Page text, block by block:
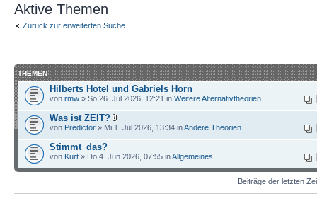
Aktive Themen
Zurück zur erweiterten Suche
THEMEN
Hilberts Hotel und Gabriels Horn
von rmw » So 26. Jul 2026, 12:21 in Weitere Alternativtheorien
Was ist ZEIT?
von Predictor » Mi 1. Jul 2026, 13:34 inAndere Theorien
Stimmt_das?
von Kurt » Do 4. Jun 2026, 07:55 inAllgemeines
Beiträge der letzten